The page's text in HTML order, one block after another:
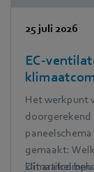
25 juli 2026
EC-
PWM in de
Het werkpunt
doorgerekend
gemaakt:
Dit artikel